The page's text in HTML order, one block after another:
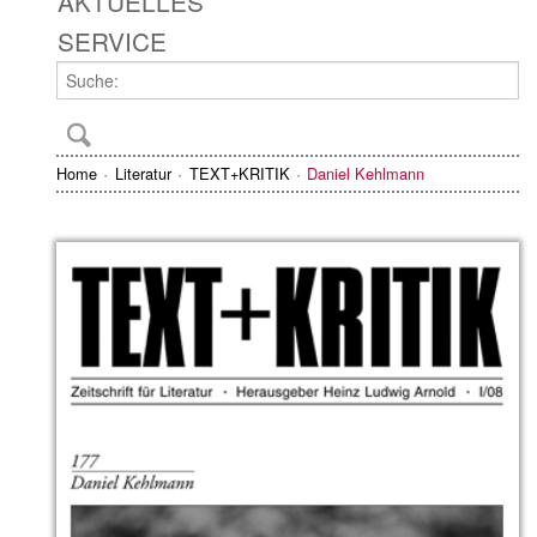
SERVICE
Home Literatur TEXT+KRITIK Daniel Kehlmann